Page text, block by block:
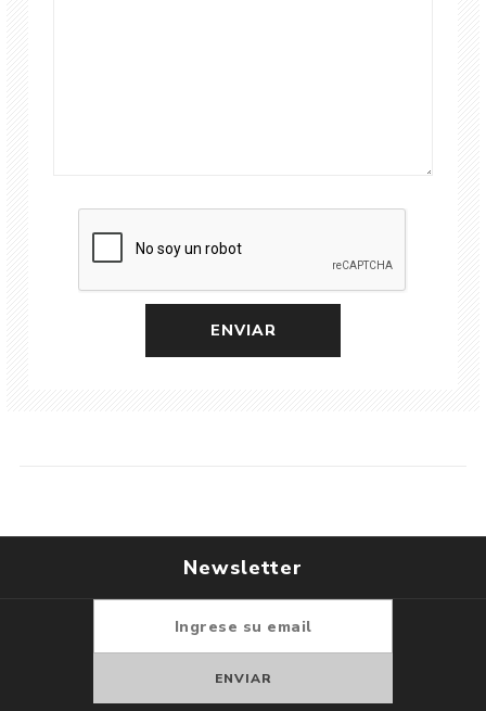
Newsletter